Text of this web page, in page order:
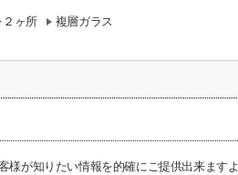
２ヶ所 複層ガラス
様が知りたい情報を的確にご提供出来ますよ